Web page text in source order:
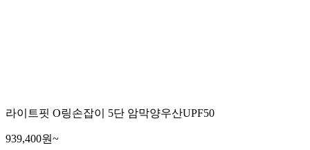
라이트핏 O링손잡이 5단 암막양우산UPF50
939,400원~